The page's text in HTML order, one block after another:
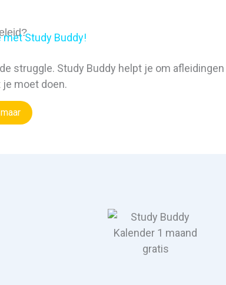
Study Buddy!
struggle. Study Buddy helpt je om
moet doen.